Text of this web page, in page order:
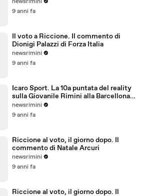
9 anni fa
Il voto a Riccione. Il commento di
Dionigi Palazzi di Forza Italia
newsrimini
9 anni fa
Icaro Sport. La 10a puntata del reality
sulla Giovanile Rimini alla Barcellona
Professional Cup
newsrimini
9 anni fa
Riccione al voto, il giorno dopo. Il
commento di Natale Arcuri
newsrimini
9 anni fa
Riccione al voto, il giorno dopo. Il